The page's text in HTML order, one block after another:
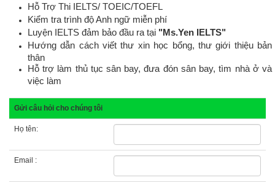
Hỗ Trợ Thi IELTS/ TOEIC/TOEFL
Kiểm tra trình độ Anh ngữ miễn phí
Luyện IELTS đảm bảo đầu ra tại "Ms.Yen IELTS"
Hướng dẫn cách viết thư xin học bổng, thư giới thiệu bản
thân
Hỗ trợ làm thủ tục sân bay, đưa đón sân bay, tìm nhà ở và
việc làm
Gửi câu hỏi cho chúng tôi
Họ tên:
Email :